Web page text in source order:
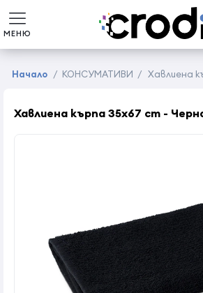
МЕНЮ
Начало / КОНСУМАТИВИ / Хавлиена
Хавлиена кърпа 35x67 cm -